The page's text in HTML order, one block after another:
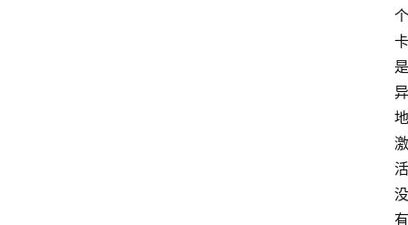
个
卡
是
异
地
激
活
没
有